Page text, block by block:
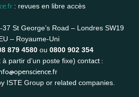
: revues en libre accès
St George’s Road – Londres SW19
– Royaume-Uni
879 4580 ou 0800 902 354
partir d’un poste fixe) contact :
ISTE Group or related companies.